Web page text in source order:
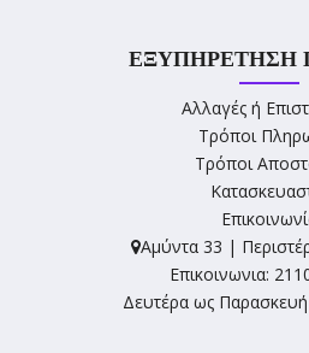
ΕΞΥΠΗΡΈΤΗΣΗ
Αλλαγές ή
Τρόποι
Τρόποι
Αμύντα 33 |
Επικοινωνια:
Δευτέρα ως